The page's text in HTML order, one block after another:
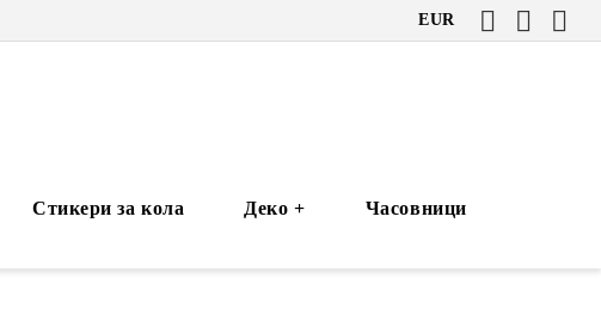
EUR
Стикери за кола Деко +
Часовници